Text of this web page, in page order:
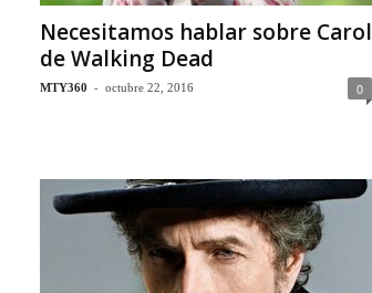
Necesitamos hablar sobre Carol
de Walking Dead
MTY360 - octubre 22, 2016 0